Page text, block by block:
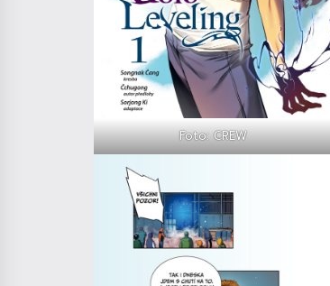
Foto: CREW